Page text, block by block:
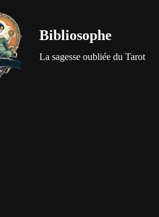
Bibliosophe
La sagesse oubliée du Tarot